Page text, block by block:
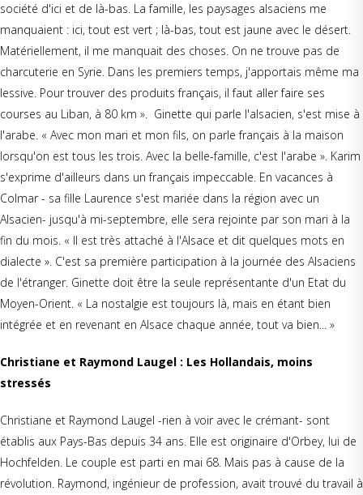
société d'ici et de là-bas. La famille, les paysages alsaciens me
manquaient : ici, tout est vert ; là-bas, tout est jaune avec le désert.
Matériellement, il me manquait des choses. On ne trouve pas de
charcuterie en Syrie. Dans les premiers temps, j'apportais même ma
lessive. Pour trouver des produits français, il faut aller faire ses
courses au Liban, à 80 km ». Ginette qui parle l'alsacien, s'est mise à
l'arabe. « Avec mon mari et mon fils, on parle français à la maison
lorsqu'on est tous les trois. Avec la belle-famille, c'est l'arabe ». Karim
s'exprime d'ailleurs dans un français impeccable. En vacances à
Colmar - sa fille Laurence s'est mariée dans la région avec un
Alsacien- jusqu'à mi-septembre, elle sera rejointe par son mari à la
fin du mois. « Il est très attaché à l'Alsace et dit quelques mots en
dialecte ». C'est sa première participation à la journée des Alsaciens
de l'étranger. Ginette doit être la seule représentante d'un Etat du
Moyen-Orient. « La nostalgie est toujours là, mais en étant bien
intégrée et en revenant en Alsace chaque année, tout va bien... »
Christiane et Raymond Laugel : Les Hollandais, moins
stressés
Christiane et Raymond Laugel -rien à voir avec le crémant- sont
établis aux Pays-Bas depuis 34 ans. Elle est originaire d'Orbey, lui de
Hochfelden. Le couple est parti en mai 68. Mais pas à cause de la
révolution. Raymond, ingénieur de profession, avait trouvé du travail à